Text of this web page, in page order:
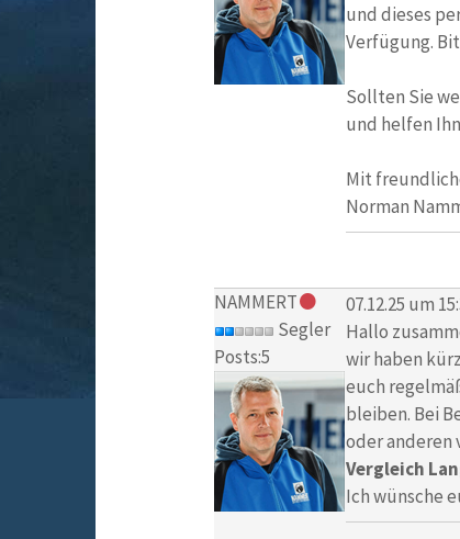
und dieses
Verfügung.
Sollten Sie
und helfen
Mit
Norman
NAMMERT
Segler
Posts:5
07.12.25 um
Hallo
wir haben
euch
bleiben. Bei
oder anderen
Vergleich
Ich wünsche